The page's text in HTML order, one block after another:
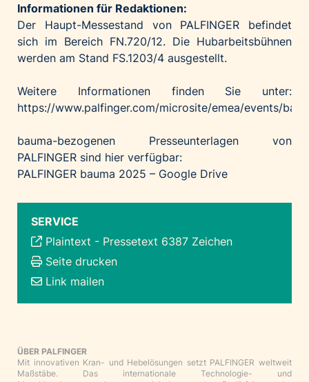
Informationen für Redaktionen:
Der Haupt-Messestand von PALFINGER befindet
sich im Bereich FN.720/12. Die Hubarbeitsbühnen
werden am Stand FS.1203/4 ausgestellt.
Weitere Informationen finden Sie unter:
https://www.palfinger.com/microsite/emea/events/
bauma-bezogenen Presseunterlagen von
PALFINGER sind hier verfügbar:
PALFINGER bauma 2025 – Google Drive
SERVICE
Plaintext - Pressetext 6387 Zeichen
Seite drucken
Link mailen
ÜBER PALFINGER
Mit innovativen Kran- und Hebelösungen setzt PALFINGER weltweit
Maßstäbe. Das internationale Technologie- und